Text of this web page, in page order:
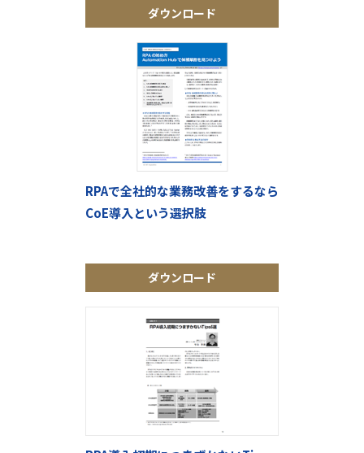
ダウンロード
RPAで全社的な業務改善をするなら
CoE導入という選択肢
ダウンロード